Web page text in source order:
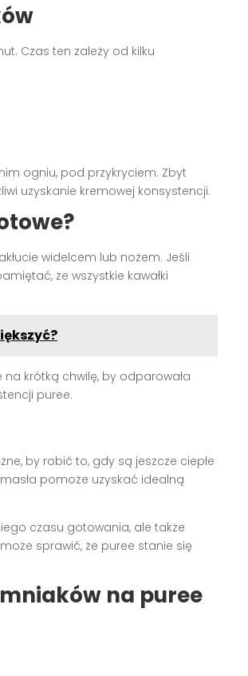
Czas ten zależy od kilku
ogniu, pod przykryciem. Zbyt
uzyskanie kremowej konsystencji.
widelcem lub nożem. Jeśli
że wszystkie kawałki
krótką chwilę, by odparowała
puree.
by robić to, gdy są jeszcze ciepłe
pomoże uzyskać idealną
czasu gotowania, ale także
sprawić, że puree stanie się
na puree